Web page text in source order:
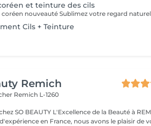
et teinture des cils
Cils + Teinture
Remich
Remich L-1260
L'Excellence de la Beauté à REMICH
en France, nous avons le plaisir de